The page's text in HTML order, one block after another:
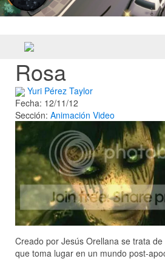
Rosa
Yuri Pérez Taylor
Fecha: 12/11/12
Sección: Animación Video
Creado por Jesús Orellana se trata
que toma lugar en un mundo post-